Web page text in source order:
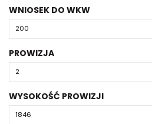
WNIOSEK DO WKW
PROWIZJA
WYSOKOŚĆ PROWIZJI